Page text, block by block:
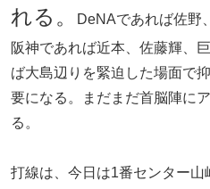
れる。
DeNAであれば佐野
阪神であれば近本、佐藤輝、
ば大島辺りを緊迫した場面で
要になる。まだまだ首脳陣に
る。
打線は、今日は1番センター